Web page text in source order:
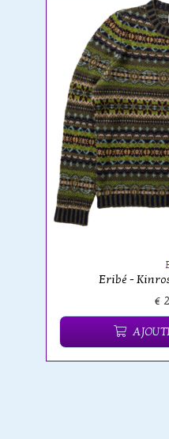
Eribé -
€